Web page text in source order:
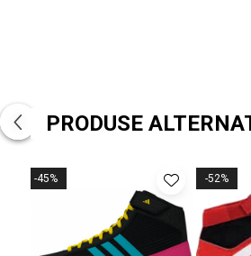
PRODUSE
-45% -52%